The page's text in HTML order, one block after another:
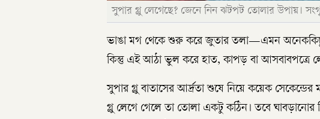
সুপার গ্লু লেগেছে? জেনে নিন ঝটপট তোলার উপায়।
ভাঙা মগ থেকে শুরু করে জুতার তলা—এমন অনেককিছু
কিন্তু এই আঠা ভুল করে হাত, কাপড় বা আসবাবপত্রে
সুপার গ্লু বাতাসের আর্দ্রতা শুষে নিয়ে কয়েক
গ্লু লেগে গেলে তা তোলা একটু কঠিন। তবে